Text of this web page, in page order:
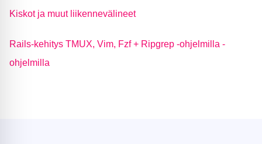
Kiskot ja muut liikennevälineet
Rails-kehitys TMUX, Vim, Fzf + Ripgrep -ohjelmilla -
ohjelmilla